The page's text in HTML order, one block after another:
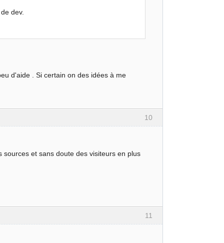
dev.
d'aide . Si certain on des idées à me
10
et sans doute des visiteurs en plus
11